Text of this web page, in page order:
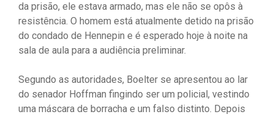
da prisão, ele estava armado, mas ele não se opôs à
resistência. O homem está atualmente detido na prisão
do condado de Hennepin e é esperado hoje à noite na
sala de aula para a audiência preliminar.
Segundo as autoridades, Boelter se apresentou ao lar
do senador Hoffman fingindo ser um policial, vestindo
uma máscara de borracha e um falso distinto. Depois